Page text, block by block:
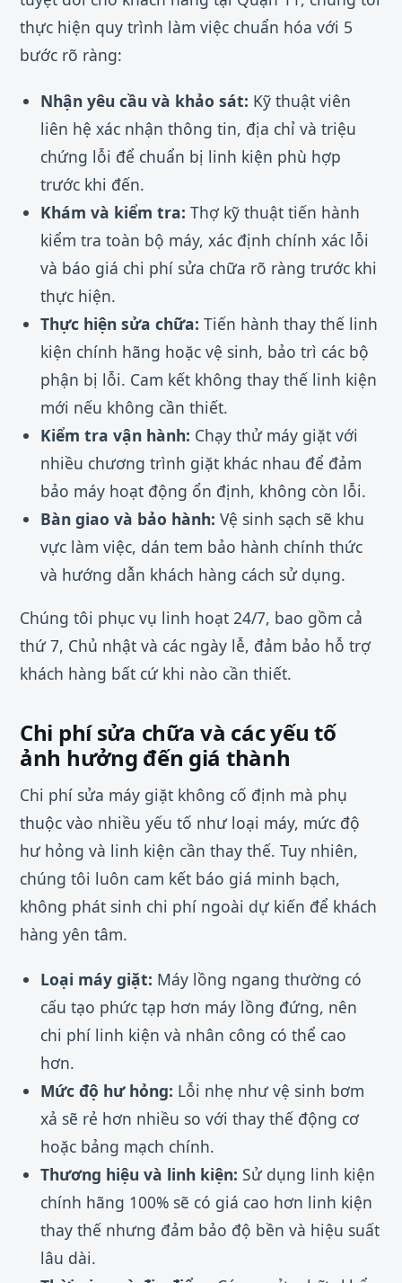
thực hiện quy trình làm việc chuẩn hóa với 5
bước rõ ràng:
Nhận yêu cầu và khảo sát: Kỹ thuật viên
liên hệ xác nhận thông tin, địa chỉ và triệu
chứng lỗi để chuẩn bị linh kiện phù hợp
trước khi đến.
Khám và kiểm tra: Thợ kỹ thuật tiến hành
kiểm tra toàn bộ máy, xác định chính xác lỗi
và báo giá chi phí sửa chữa rõ ràng trước khi
thực hiện.
Thực hiện sửa chữa: Tiến hành thay thế linh
kiện chính hãng hoặc vệ sinh, bảo trì các bộ
phận bị lỗi. Cam kết không thay thế linh kiện
mới nếu không cần thiết.
Kiểm tra vận hành: Chạy thử máy giặt với
nhiều chương trình giặt khác nhau để đảm
bảo máy hoạt động ổn định, không còn lỗi.
Bàn giao và bảo hành: Vệ sinh sạch sẽ khu
vực làm việc, dán tem bảo hành chính thức
và hướng dẫn khách hàng cách sử dụng.
Chúng tôi phục vụ linh hoạt 24/7, bao gồm cả
thứ 7, Chủ nhật và các ngày lễ, đảm bảo hỗ trợ
khách hàng bất cứ khi nào cần thiết.
Chi phí sửa chữa và các yếu tố
ảnh hưởng đến giá thành
Chi phí sửa máy giặt không cố định mà phụ
thuộc vào nhiều yếu tố như loại máy, mức độ
hư hỏng và linh kiện cần thay thế. Tuy nhiên,
chúng tôi luôn cam kết báo giá minh bạch,
không phát sinh chi phí ngoài dự kiến để khách
hàng yên tâm.
Loại máy giặt: Máy lồng ngang thường có
cấu tạo phức tạp hơn máy lồng đứng, nên
chi phí linh kiện và nhân công có thể cao
hơn.
Mức độ hư hỏng: Lỗi nhẹ như vệ sinh bơm
xả sẽ rẻ hơn nhiều so với thay thế động cơ
hoặc bảng mạch chính.
Thương hiệu và linh kiện: Sử dụng linh kiện
chính hãng 100% sẽ có giá cao hơn linh kiện
thay thế nhưng đảm bảo độ bền và hiệu suất
lâu dài.